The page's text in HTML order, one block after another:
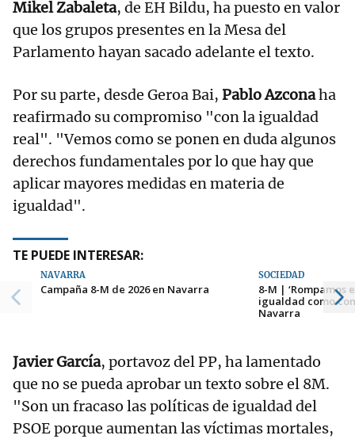
Mikel Zabaleta, de EH Bildu, ha puesto en valor
que los grupos presentes en la Mesa del
Parlamento hayan sacado adelante el texto.
Por su parte, desde Geroa Bai, Pablo Azconaha
reafirmado su compromiso "con la igualdad
real". "Vemos como se ponen en duda algunos
derechos fundamentales por lo que hay que
aplicar mayores medidas en materia de
igualdad".
TE PUEDE INTERESAR:
NAVARRA
Campaña 8-M de 2026 en Navarra
SOCIEDAD
8-M | ‘Rompamos
igualdad como
Navarra
Javier García, portavoz del PP, ha lamentado
que no se pueda aprobar un texto sobre el 8M.
"Son un fracaso las políticas de igualdad del
PSOE porque aumentan las víctimas mortales,